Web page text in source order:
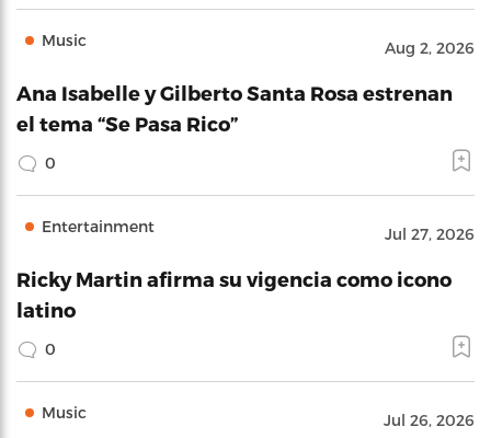
Music Aug 2, 2026
Ana Isabelle y Gilberto Santa Rosa estrenan
el tema “Se Pasa Rico”
0
Entertainment Jul 27, 2026
Ricky Martin afirma su vigencia como icono
latino
0
Music Jul 26, 2026